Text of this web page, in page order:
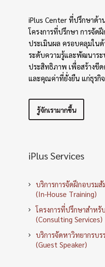
iPlus Center ที่ปรึกษาด้า
โครงการที่ปรึกษา การจัด
ประเมินผล ครอบคลุมใน
ระดับความรู้และพัฒนาร
ประสิทธิภาพ เพื่อสร้างขี
และคุณค่าที่ยั่งยืน แก่ธุรกิ
รู้จักเรามากขึ้น
iPlus Services
บริการการจัดฝึกอบรม
(In-House Training)
โครงการที่ปรึกษาสำหรั
(Consulting Services)
บริการจัดหาวิทยากรบร
(Guest Speaker)